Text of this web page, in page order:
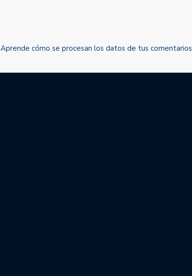
Aprende cómo se procesan los datos de tus comentarios